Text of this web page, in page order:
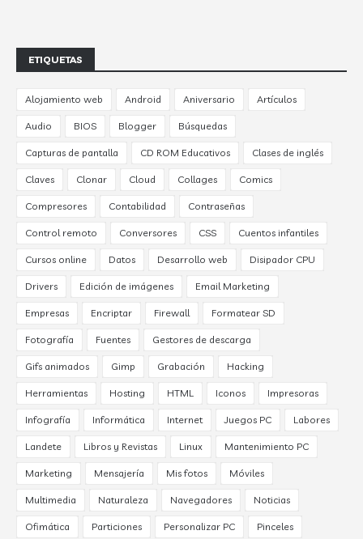
ETIQUETAS
Alojamiento web Android Aniversario Artículos
Audio BIOS Blogger Búsquedas
Capturas de pantalla CD ROM Educativos Clases de inglés
Claves Clonar Cloud Collages Comics
Compresores Contabilidad Contraseñas
Control remoto Conversores CSS Cuentos infantiles
Cursos online Datos Desarrollo web Disipador CPU
Drivers Edición de imágenes Email Marketing
Empresas Encriptar Firewall Formatear SD
Fotografía Fuentes Gestores de descarga
Gifs animados Gimp Grabación Hacking
Herramientas Hosting HTML Iconos Impresoras
Infografía Informática Internet Juegos PC Labores
Landete Libros y Revistas Linux Mantenimiento PC
Marketing Mensajería Mis fotos Móviles
Multimedia Naturaleza Navegadores Noticias
Ofimática Particiones Personalizar PC Pinceles